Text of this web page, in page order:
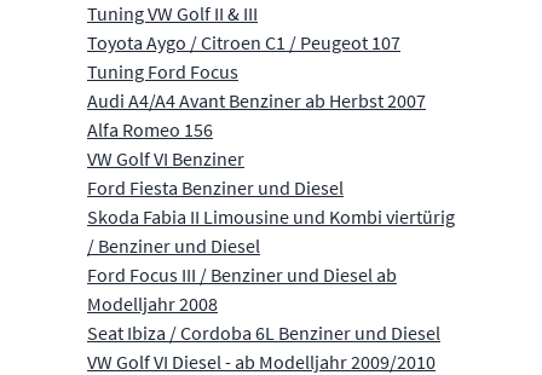
Tuning VW Golf II & III
Toyota Aygo / Citroen C1 / Peugeot 107
Tuning Ford Focus
Audi A4/A4 Avant Benziner ab Herbst 2007
Alfa Romeo 156
VW Golf VI Benziner
Ford Fiesta Benziner und Diesel
Skoda Fabia II Limousine und Kombi viertürig
/ Benziner und Diesel
Ford Focus III / Benziner und Diesel ab
Modelljahr 2008
Seat Ibiza / Cordoba 6L Benziner und Diesel
VW Golf VI Diesel - ab Modelljahr 2009/2010